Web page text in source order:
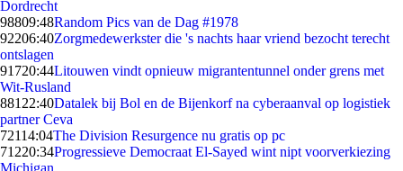
Dordrecht
98809:48Random Pics van de Dag #1978
92206:40Zorgmedewerkster die 's nachts haar vriend bezocht terecht
ontslagen
91720:44Litouwen vindt opnieuw migrantentunnel onder grens met
Wit-Rusland
881 22:40Datalek bij Bol en de Bijenkorf na cyberaanval op logistiek
partner Ceva
72114:04The Division Resurgence nu gratis op pc
71220:34Progressieve Democraat El-Sayed wint nipt voorverkiezing
Michigan